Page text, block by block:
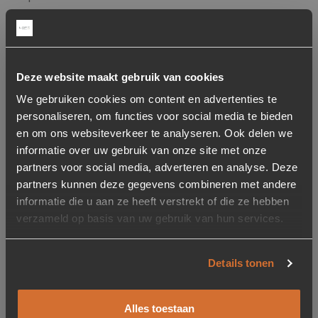
Deze website maakt gebruik van cookies
We gebruiken cookies om content en advertenties te
personaliseren, om functies voor social media te bieden
en om ons websiteverkeer te analyseren. Ook delen we
informatie over uw gebruik van onze site met onze
partners voor social media, adverteren en analyse. Deze
partners kunnen deze gegevens combineren met andere
informatie die u aan ze heeft verstrekt of die ze hebben
verzameld op basis van uw gebruik van hun services.
Details tonen
Alles toestaan
51 cm
Gerelateerde producten
Toevoegen aan verlanglijstje
Verwijderen van verlanglijst
Showroom model
Toevoegen aan
Verwijderen van verlanglijst
Fauteuil Marcus met